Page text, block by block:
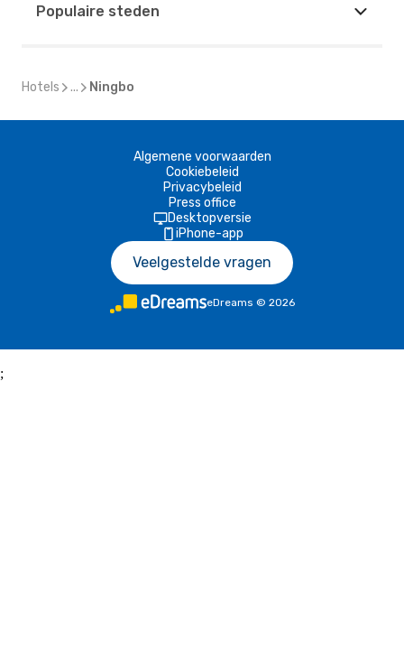
Populaire steden
Hotels ... Ningbo
Algemene voorwaarden
Cookiebeleid
Privacybeleid
Press office
Desktopversie
iPhone-app
Veelgestelde vragen
eDreams © 2026
;